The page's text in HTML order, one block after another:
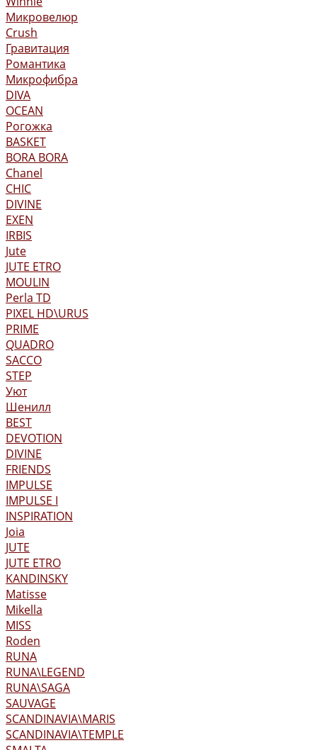
Микровелюр
Crush
Гравитация
Романтика
Микрофибра
DIVA
OCEAN
Рогожка
BASKET
BORA BORA
Chanel
CHIC
DIVINE
EXEN
IRBIS
Jute
JUTE ETRO
MOULIN
Perla TD
PIXEL HD\URUS
PRIME
QUADRO
SACCO
STEP
Уют
Шенилл
BEST
DEVOTION
DIVINE
FRIENDS
IMPULSE
IMPULSE I
INSPIRATION
Joia
JUTE
JUTE ETRO
KANDINSKY
Matisse
Mikella
MISS
Roden
RUNA
RUNA\LEGEND
RUNA\SAGA
SAUVAGE
SCANDINAVIA\MARIS
SCANDINAVIA\TEMPLE